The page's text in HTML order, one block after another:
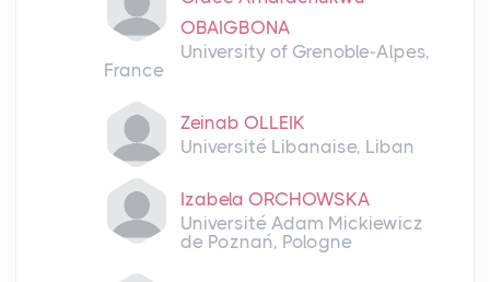
OBAIGBONA
University of Grenoble-Alpes,
France
Zeinab OLLEIK
Université Libanaise, Liban
Izabela ORCHOWSKA
Université Adam Mickiewicz
de Poznań, Pologne